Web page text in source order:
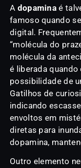
A dopamina é
famoso quando
digital.
“molécula do
molécula da
é liberada
possibilidade de
Gatilhos de
indicando
envoltos em
diretas para
dopamina,
Outro elemento